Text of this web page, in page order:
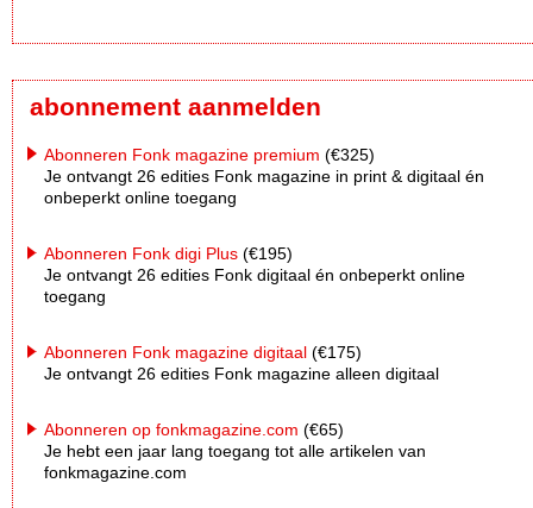
abonnement aanmelden
Abonneren Fonk magazine premium (€325)
Je ontvangt 26 edities Fonk magazine in print & digitaal én
onbeperkt online toegang
Abonneren Fonk digi Plus (€195)
Je ontvangt 26 edities Fonk digitaal én onbeperkt online
toegang
Abonneren Fonk magazine digitaal (€175)
Je ontvangt 26 edities Fonk magazine alleen digitaal
Abonneren op fonkmagazine.com (€65)
Je hebt een jaar lang toegang tot alle artikelen van
fonkmagazine.com